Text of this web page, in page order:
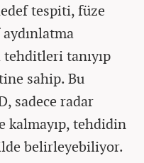
tespiti, füze
tehditleri tanıyıp
sahip. Bu
sadece radar
kalmayıp, tehdidin
belirleyebiliyor.